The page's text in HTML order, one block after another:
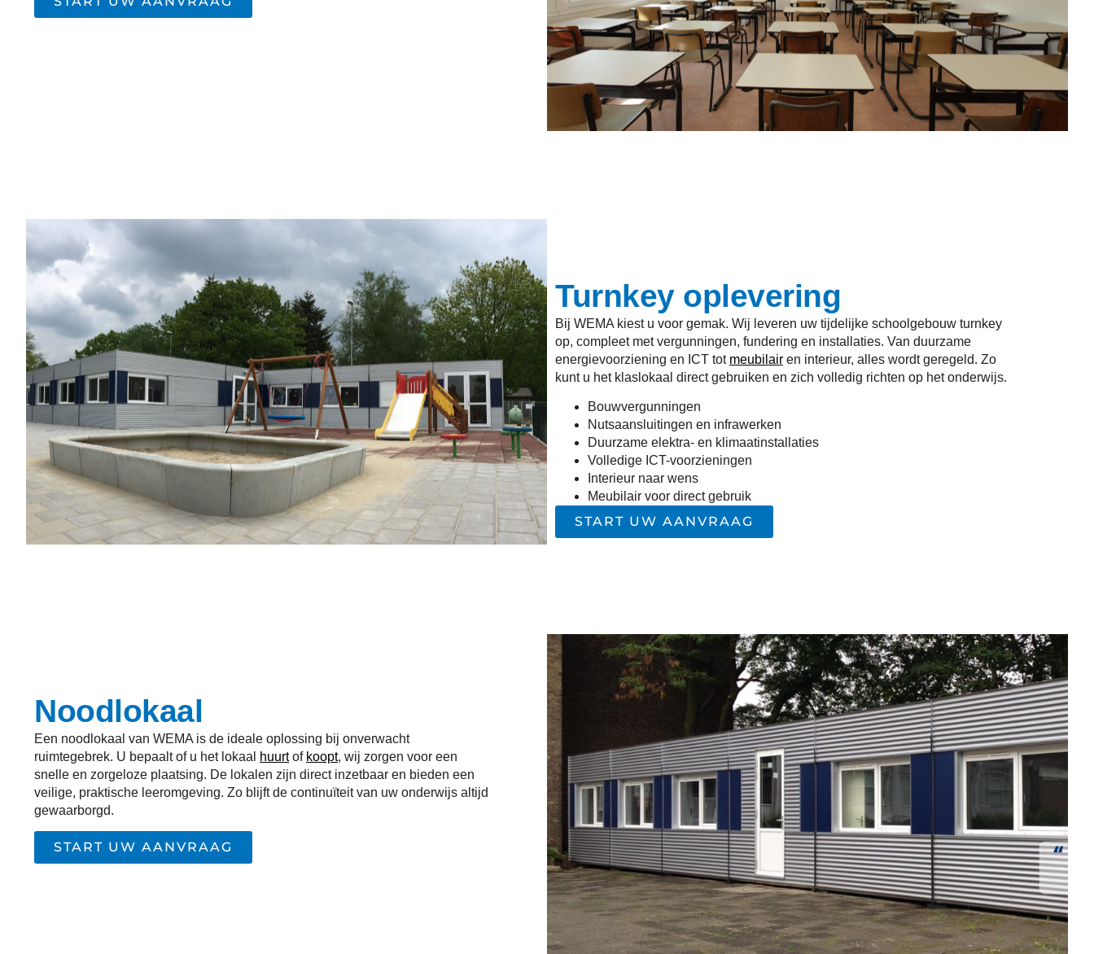
Turnkey oplevering
Bij WEMA kiest u voor gemak. Wij leveren uw tijdelijke schoolgebouw turnkey
op, compleet met vergunningen, fundering en installaties. Van duurzame
energievoorziening en ICT tot meubilair en interieur, alles wordt geregeld. Zo
kunt u het klaslokaal direct gebruiken en zich volledig richten op het onderwijs.
Bouwvergunningen
Nutsaansluitingen en infrawerken
Duurzame elektra- en klimaatinstallaties
Volledige ICT-voorzieningen
Interieur naar wens
Meubilair voor direct gebruik
START UW AANVRAAG
Noodlokaal
Een noodlokaal van WEMA is de ideale oplossing bij onverwacht
ruimtegebrek. U bepaalt of u het lokaal
huurtof koopt, wij zorgen voor een
snelle en zorgeloze plaatsing. De lokalen zijn direct inzetbaar en bieden een
veilige, praktische leeromgeving. Zo blijft de continuïteit van uw onderwijs altijd
gewaarborgd.
START UW AANVRAAG